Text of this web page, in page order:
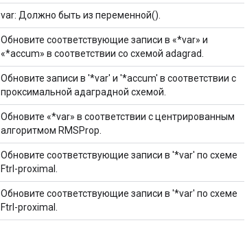
var: Должно быть из переменной().
Обновите соответствующие записи в «*var» и
«*accum» в соответствии со схемой adagrad.
Обновите записи в '*var' и '*accum' в соответствии с
проксимальной адаградной схемой.
Обновите «*var» в соответствии с центрированным
алгоритмом RMSProp.
Обновите соответствующие записи в '*var' по схеме
Ftrl-proximal.
Обновите соответствующие записи в '*var' по схеме
Ftrl-proximal.